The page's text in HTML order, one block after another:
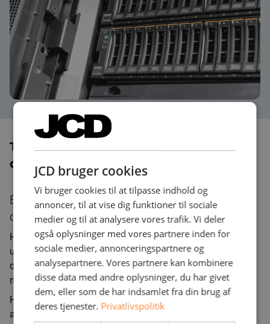
Tager du backup - og virker den, når
du skal bruge den?
Backup af dine vigtige dokumenter, filer, ERP-
og regnskabs-data har aldrig været vigtigere.
Hvis uheldet er ude, og din virksomhed rammes af
utilsigtede nedbrud, angreb eller autoriseret adgange kan
du med en funktionel backup hurtigt være tilbage til en
normal hverdag.
Hos JCD tilbyder vi en række forskellige former for backup
af dine løsninger - både i skyen, på bånd, off-site backup -
JCD bruger cookies
Vi bruger cookies til at tilpasse indhold og
annoncer, til at vise dig funktioner til sociale
medier og til at analysere vores trafik. Vi deler
også oplysninger med vores partnere inden for
sociale medier, annonceringspartnere og
analysepartnere. Vores partnere kan kombinere
disse data med andre oplysninger, du har givet
dem, eller som de har indsamlet fra din brug af
deres tjenester. Privatlivspolitik